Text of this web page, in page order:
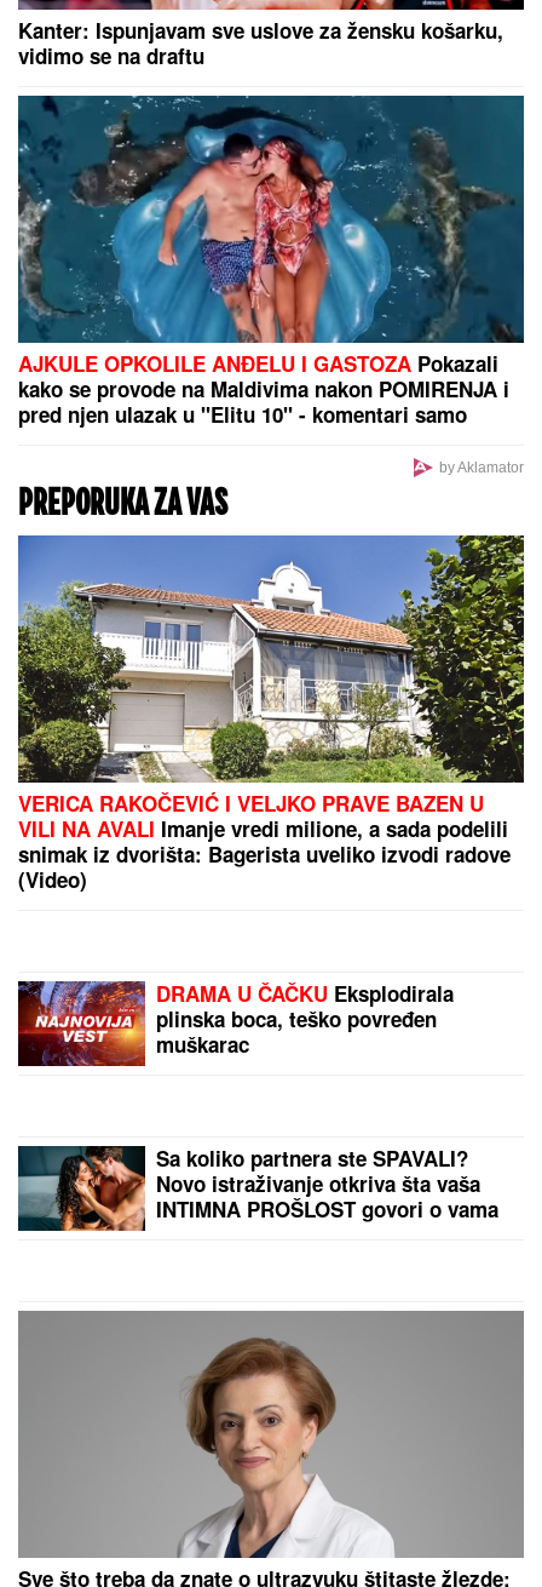
Kanter: Ispunjavam sve uslove za žensku košarku,
vidimo se na draftu
AJKULE OPKOLILE ANĐELU I GASTOZA Pokazali
kako se provode na Maldivima nakon POMIRENJA i
pred njen ulazak u "Elitu 10" - komentari samo
by Aklamator
PREPORUKA ZA VAS
VERICA RAKOČEVIĆ I VELJKO PRAVE BAZEN U
VILI NA AVALI Imanje vredi milione, a sada podelili
snimak iz dvorišta: Bagerista uveliko izvodi radove
(Video)
DRAMA U ČAČKU Eksplodirala
plinska boca, teško povređen
muškarac
Sa koliko partnera ste SPAVALI?
Novo istraživanje otkriva šta vaša
INTIMNA PROŠLOST govori o vama
Sve što treba da znate o ultrazvuku štitaste žlezde: